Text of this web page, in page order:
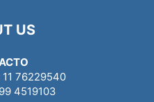
US
11 76229540
4519103